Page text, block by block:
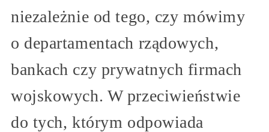
niezależnie od tego, czy mówimy
o departamentach rządowych,
bankach czy prywatnych firmach
wojskowych. W przeciwieństwie
do tych, którym odpowiada